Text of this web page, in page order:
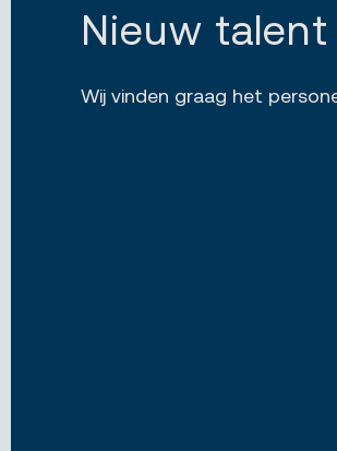
Nieuw talent
Wij vinden graag het